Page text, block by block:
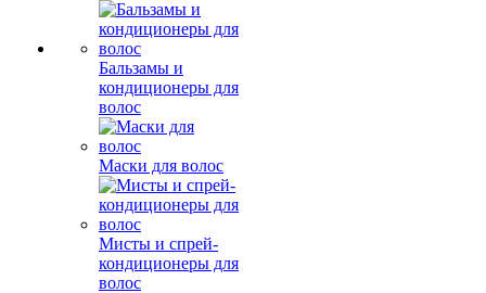
Бальзамы и
кондиционеры для
волос
Маски для волос
Мисты и спрей-
кондиционеры для
волос